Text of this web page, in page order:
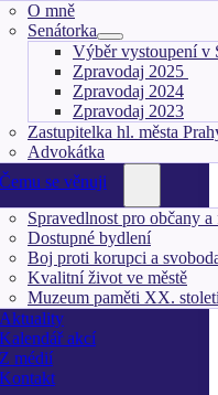
O mně
Senátorka
Výběr vystoupení v
Zpravodaj 2025
Zpravodaj 2024
Zpravodaj 2023
Zastupitelka hl. města
Advokátka
Čemu se věnuji
Spravedlnost pro občany
Dostupné bydlení
Boj proti korupci a
Kvalitní život ve městě
Muzeum paměti XX.
Aktuality
Kalendář akcí
Z médií
Kontakt
návrh radní Hany Kordové
obce měly reálnou
+420 605 200